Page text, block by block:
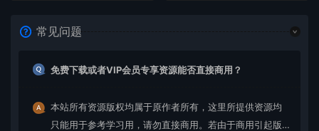
常见问题
免费下载或者VIP会员专享资源能否直接商用？
本站所有资源版权均属于原作者所有，这里所提供资源均
只能用于参考学习用，请勿直接商用。若由于商用引起版